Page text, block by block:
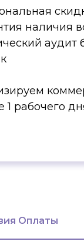
наличия
аудит
1 рабочего
Оплаты